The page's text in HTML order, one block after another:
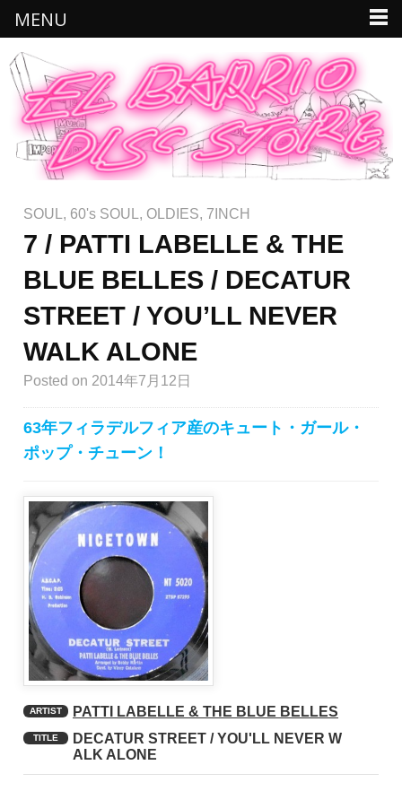
SOUL , 60's SOUL , OLDIES, 7INCH
7 / PATTI LABELLE & THE
BLUE BELLES / DECATUR
STREET / YOU’LL NEVER
WALK ALONE
Posted on 2014年7月12日
63年フィラデルフィア産のキュート・ガール・
ポップ・チューン！
ARTIST PATTI LABELLE & THE BLUE BELLES
TITLE
DECATUR STREET / YOU'LL NEVER W
ALK ALONE
MENU